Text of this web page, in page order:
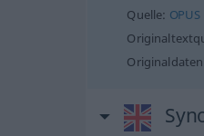
Quelle: OPUS